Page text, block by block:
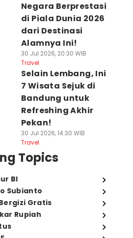
Negara Berprestasi
di Piala Dunia 2026
dari Destinasi
Alamnya Ini!
30 Jul 2026, 20:30 WIB
Travel
Selain Lembang, Ini
7 Wisata Sejuk di
Bandung untuk
Refreshing Akhir
Pekan!
30 Jul 2026, 14:30 WIB
Travel
Topics
BI
Subianto
Gratis
Rupiah